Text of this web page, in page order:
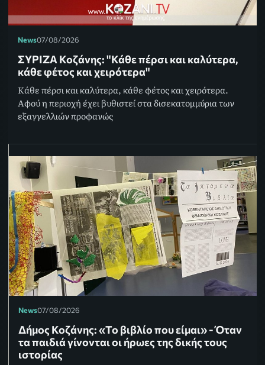
News07/08/2026
ΣΥΡΙΖΑ Κοζάνης: "Κάθε πέρσι και καλύτερα,
κάθε φέτος και χειρότερα"
Κάθε πέρσι και καλύτερα, κάθε φέτος και χειρότερα.
Αφού η περιοχή έχει βυθιστεί στα δισεκατομμύρια των
εξαγγελλιών προφανώς
News07/08/2026
Δήμος Κοζάνης: «Το βιβλίο που είμαι» - Όταν
τα παιδιά γίνονται οι ήρωες της δικής τους
ιστορίας